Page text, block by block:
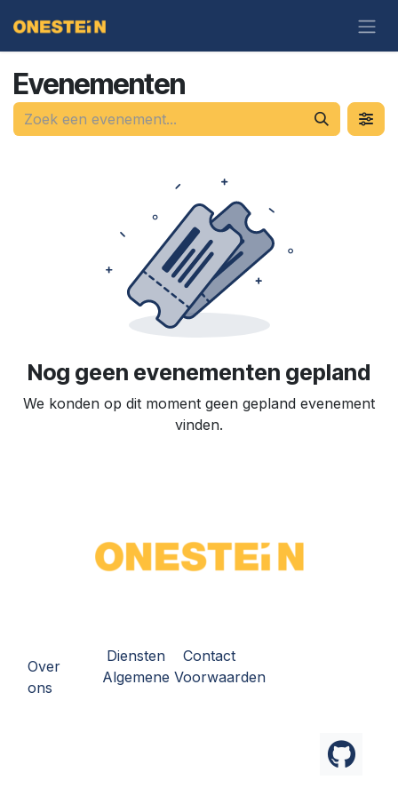
Evenementen
Nog geen evenementen gepland
We konden op dit moment geen gepland evenement
vinden.
Over
ons
Diensten
Contact
Algemene Voorwaarden